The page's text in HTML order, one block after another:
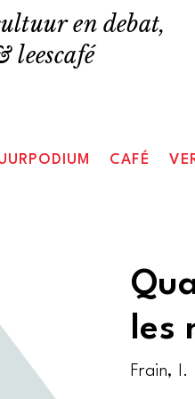
en debat,
CAFÉ
les
Frain, I.